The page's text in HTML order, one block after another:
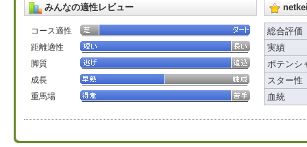
みんなの適性レビュー
コース適性
距離適性
脚質
成長
重馬場
総合評価
実績
ポテンシ
スター性
血統